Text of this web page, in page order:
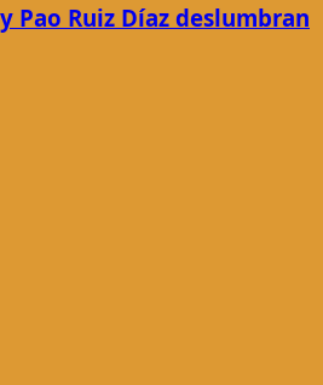
Pao Ruiz Díaz deslumbran